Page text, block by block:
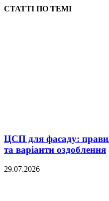
СТАТТІ ПО ТЕМІ
ЦСП для фасаду:
та варіанти оздоблення
29.07.2026